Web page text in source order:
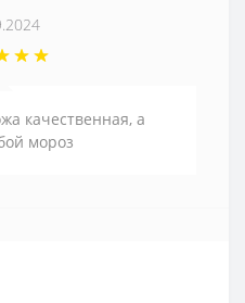
качественная, а
мороз